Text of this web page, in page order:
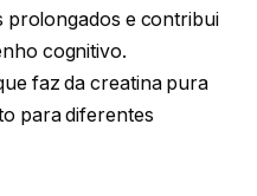
prolongados e contribui
cognitivo.
faz da creatina pura
para diferentes